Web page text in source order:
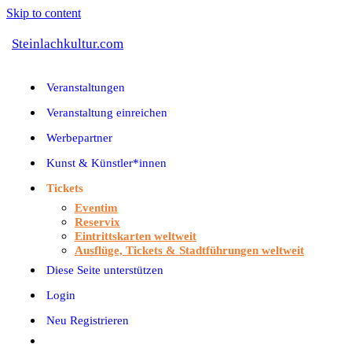
Skip to content
Steinlachkultur.com
Veranstaltungen
Veranstaltung einreichen
Werbepartner
Kunst & Künstler*innen
Tickets
Eventim
Reservix
Eintrittskarten weltweit
Ausflüge, Tickets & Stadtführungen weltweit
Diese Seite unterstützen
Login
Neu Registrieren